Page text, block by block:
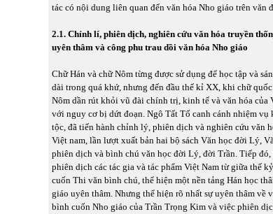
tác có nội dung liên quan đến văn hóa Nho giáo trên văn
2.1. Chỉnh lí, phiên dịch, nghiên cứu văn hóa truyền
uyên thâm và công phu trau dồi văn hóa Nho giáo
Chữ Hán và chữ Nôm từng được sử dụng để học tập và
dài trong quá khứ, nhưng đến đầu thế kỉ XX, khi chữ
Nôm dần rút khỏi vũ đài chính trị, kinh tế và văn hóa của
với nguy cơ bị dứt đoạn. Ngô Tất Tố canh cánh nhiệm vụ
tộc, đã tiến hành chỉnh lý, phiên dịch và nghiên cứu văn
Việt nam, lần lượt xuất bản hai bộ sách Văn học đời Lý,
phiên dịch và bình chú văn học đời Lý, đời Trần. Tiếp
phiên dịch các tác gia và tác phẩm Việt Nam từ giữa thế
cuốn Thi văn bình chú, thể hiện một nền tảng Hán học
giáo uyên thâm. Nhưng thể hiện rõ nhất sự uyên thâm về
bình cuốn Nho giáo của Trần Trọng Kim và việc phiên